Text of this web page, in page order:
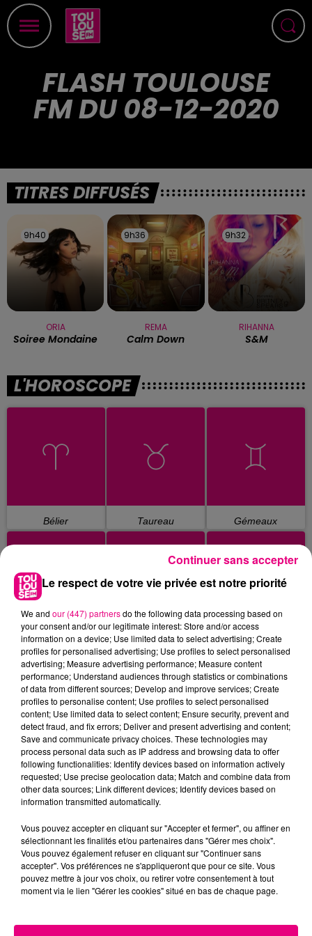
FLASH TOULOUSE
FM DU 08-12-2020
TITRES DIFFUSÉS
9h40
9h40
ORIA
Soiree Mondaine
9h36
9h36
REMA
Calm Down
9h32
9h32
RIHANNA
S&m
L'HOROSCOPE
Bélier Taureau Gémeaux
Cancer Lion Vierge
Balance Scorpion Sagittaire
Capricorne Verseau Poissons
Le respect de votre vie privée est notre priorité
We and our (447) partnersdo the following data processing based on
your consent and/or our legitimate interest: Store and/or access
information on a device; Use limited data to select advertising; Create
profiles for personalised advertising; Use profiles to select personalised
advertising; Measure advertising performance; Measure content
performance; Understand audiences through statistics or combinations
of data from different sources; Develop and improve services; Create
profiles to personalise content; Use profiles to select personalised
content; Use limited data to select content; Ensure security, prevent and
detect fraud, and fix errors; Deliver and present advertising and content;
Save and communicate privacy choices. These technologies may
process personal data such as IP address and browsing data to offer
following functionalities: Identify devices based on information actively
requested; Use precise geolocation data; Match and combine data from
other data sources; Link different devices; Identify devices based on
information transmitted automatically.
Vous pouvez accepter en cliquant sur "Accepter et fermer", ou affiner en
sélectionnant les finalités et/ou partenaires dans "Gérer mes choix".
Vous pouvez également refuser en cliquant sur "Continuer sans
accepter". Vos préférences ne s'appliqueront que pour ce site. Vous
pouvez mettre à jour vos choix, ou retirer votre consentement à tout
moment via le lien "Gérer les cookies" situé en bas de chaque page.
Continuer sans accepter